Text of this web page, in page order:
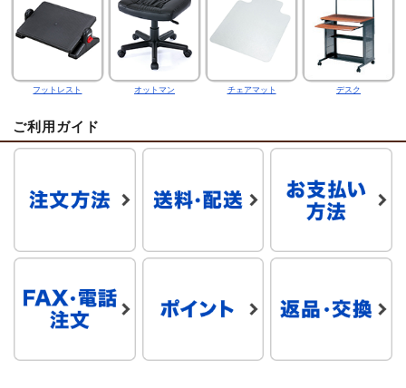
フットレスト オットマン チェアマット デスク
ご利用ガイド